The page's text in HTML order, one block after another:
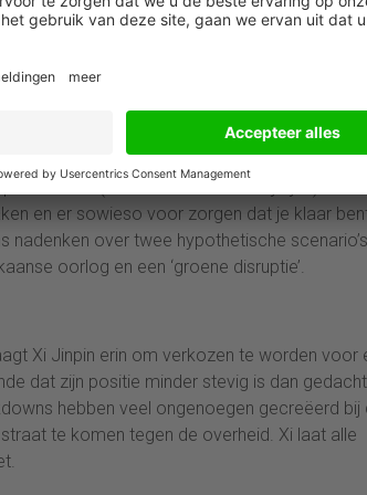
voorbereid op geopolitieke
wereld steeds belangrijker. Scenario’s
(maar niet onwaarschijnlijke)
en er sowieso voor zorgen dat je klaar
over twee hypothetische
oorlog en een ‘groene disruptie’.
Xi Jinpin erin om verkozen te worden voor
dat zijn positie minder stevig is dan
hebben veel ongenoegen gecreëerd bij
te komen tegen de overheid. Xi laat alle